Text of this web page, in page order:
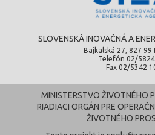
SLOVENSKÁ INOVAČNÁ A
Bajkalská 27, 827 99
Telefón 02/
Fax 02/5342
MINISTERSTVO ŽIVOTNÉHO
RIADIACI ORGÁN PRE
ŽIVOTNÉHO